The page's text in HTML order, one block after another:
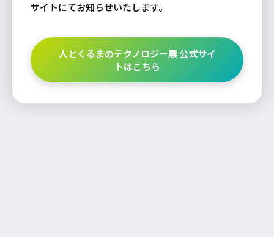
サイトにてお知らせいたします。
人とくるまのテクノロジー展 公式サイ
トはこちら